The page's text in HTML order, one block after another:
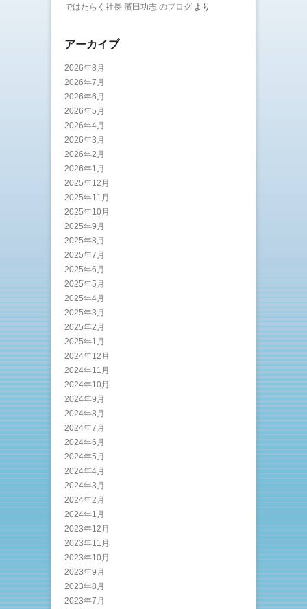
ではたらく社長 濱田功志 のブログ より
アーカイブ
2026年8月
2026年7月
2026年6月
2026年5月
2026年4月
2026年3月
2026年2月
2026年1月
2025年12月
2025年11月
2025年10月
2025年9月
2025年8月
2025年7月
2025年6月
2025年5月
2025年4月
2025年3月
2025年2月
2025年1月
2024年12月
2024年11月
2024年10月
2024年9月
2024年8月
2024年7月
2024年6月
2024年5月
2024年4月
2024年3月
2024年2月
2024年1月
2023年12月
2023年11月
2023年10月
2023年9月
2023年8月
2023年7月